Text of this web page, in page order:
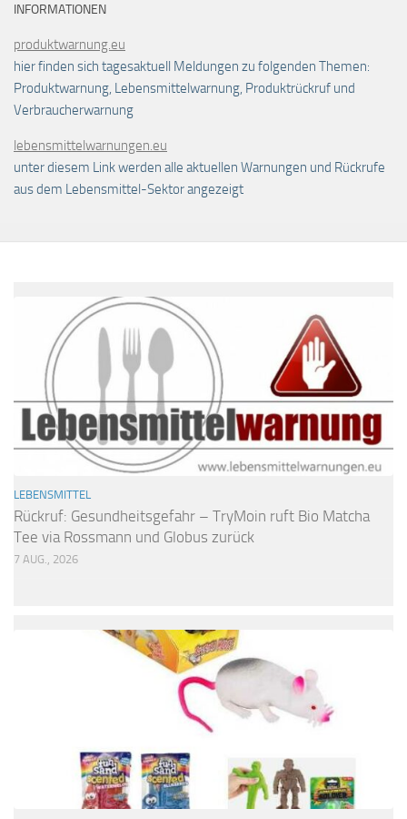
INFORMATIONEN
produktwarnung.eu
hier finden sich tagesaktuell Meldungen zu folgenden Themen:
Produktwarnung, Lebensmittelwarnung, Produktrückruf und
Verbraucherwarnung
lebensmittelwarnungen.eu
unter diesem Link werden alle aktuellen Warnungen und Rückrufe
aus dem Lebensmittel-Sektor angezeigt
LEBENSMITTEL
Rückruf: Gesundheitsgefahr – TryMoin ruft Bio Matcha
Tee via Rossmann und Globus zurück
7 AUG., 2026